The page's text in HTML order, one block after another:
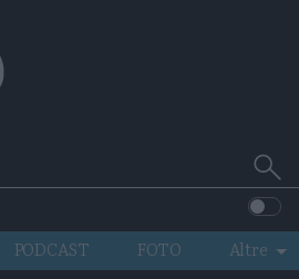
Cerca
su
PODCAST FOTO
Altre